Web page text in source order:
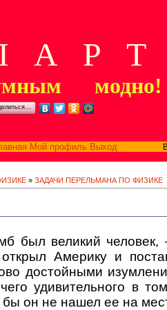
Р Т
модно!
Мой профиль ВыходВы
» ЗАДАЧИ ПЕРЕЛЬМАНА ПО ФИЗИКЕ
был великий
Америку и
достойными
удивительного в
бы он не нашел ее на